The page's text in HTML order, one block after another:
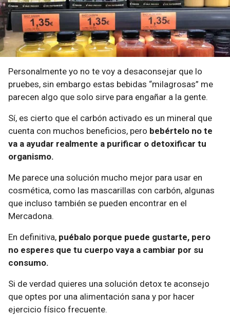
Personalmente yo no te voy a desaconsejar que lo
pruebes, sin embargo estas bebidas “milagrosas” me
parecen algo que solo sirve para engañar a la gente.
Sí, es cierto que el carbón activado es un mineral que
cuenta con muchos beneficios, pero bebértelo no te
va a ayudar realmente a purificar o detoxificar tu
organismo.
Me parece una solución mucho mejor para usar en
cosmética, como las mascarillas con carbón, algunas
que incluso también se pueden encontrar en el
Mercadona.
En definitiva, puébalo porque puede gustarte, pero
no esperes que tu cuerpo vaya a cambiar por su
consumo.
Si de verdad quieres una solución detox te aconsejo
que optes por una alimentación sana y por hacer
ejercicio físico frecuente.